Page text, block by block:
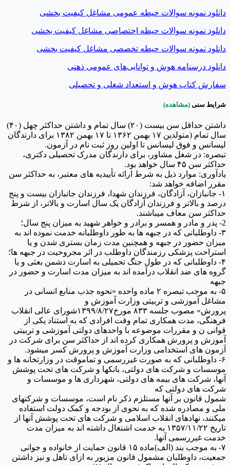
دانلود نمونه سوالات حیطه عمومی مشاغل کیفیت بخشی
دانلود نمونه سوالات حیطه اختصاصی مشاغل کیفیت بخشی
دانلود نمونه سوالات حیطه تخصصی مشاغل کیفیت بخشی
دانلود درسنامه هوش و توانایی‌های عمومی ذهنی
سفارش کتاب هوش و استعداد شغلی و تحصیلی
شرایط سنی (مشاهده)
داشتن حداقل سن بیست (۲۰) سال تمام و داشتن حداکثر چهل (۴۰)
سال تمام (متولدین ۱۷ بهمن ۱۳۶۲ تا ۱۷ بهمن ۱۳۸۲ برای دارندگان
لیسانس و فوق لیسانس تا اولین روز ثبت نام در آزمون.
تبصره: در شغل مشاور، برای دارندگان مدرک تحصیلی دکتری،
حداکثر سن ۴۵ سال خواهد بود.
یادآوری: موارد ذیل به شرط ارائه تأییدیه های معتبر، به حداکثر سن
مقرر اضافه خواهد شد:
۱- جانبازان، آزادگان، فرزندان شهدا، فرزندان جانبازان بیست و پنج
درصد و بالاتر و فرزندان آزادگان یک سال اسارت و بالاتر، از شرط
حداکثر سن معاف میباشند.
2- پدر و مادر و همسر و برادر و خواهر شهید به میزان پنج سال؛
۳- داوطلبانی که در جبهه ها به طور داوطلبانه خدمت نموده اند به
میزان حضور در جبهه و همچنین مدت زمان بستری شدن و یا
استراحت پزشکی رزمندگان داوطلب در اثر مجروحیت در جبهه ها؛
۴- داوطلبانی که در طول جنگ تحمیلی به اسارت دشمن بعثی و یا
گروه های ضد انقلاب درآمده اند به میزان مدت اسارت و حضور در
جبهه
۵- به موجب تبصره ۲ ماده واحده «نحوه جذب منابع انسانی در
مشاغل آموزشی و تربیتی وزارت آموزش و
پرورش» مصوب جلسه ۸۳۳ مورخ۱۳۹۹/۸/۲۷شورای عالی انقلاب
فرهنگی، مدت همکاری تمام وقت افرادی که به استناد یکی از
قوانی ن و مقررات موضوعه با واحدهای دولتی آموزشی و تربیتی
آموزش و پرورش همکاری کرده اند از حداکثر سن برای شرکت در
آزمون های استخدامی وزارت آموزش و پرورش کسر میشود.
۶- داوطلبانی که به صورت غیررسمی و تماموقت در وزارتخانه ها و
موسسات و شرکت های دولتی، بانکها و شرکت های تحت پوشش
آنها، شرکت های بیمه های دولتی، شهرداری ها و موسسات و
شرکت های دولتی که
شمول قانون بر آنها مستلزم ذکر نام است، موسسات و شرکتهای
ملی و مصادره شده که به نحوی از بودجه و کمک دولت استفاده
میکنند، نهادهای انقلاب اسلامی و شرکت های تحت پوشش آنها از
تاریخ ۱۳۵۷/۱۱/۲۲ به خدمت اشتغال داشته اند به میزان مدت
خدمت غیررسمی آنها.
۷- به موجب بند (الف)ماده ۱۵ قانون حمایت از خانواده و جوانی
جمعیت، داوطلبان مشمول قانون مزبور به ازای تاهل و نیز داشتن